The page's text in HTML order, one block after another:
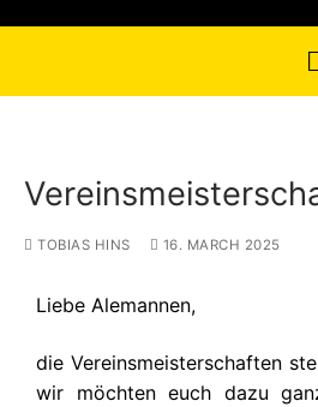
TOBIAS HINS 16. MARCH 2025
Liebe Alemannen,
die Vereinsmeisterschaften
wir möchten euch dazu